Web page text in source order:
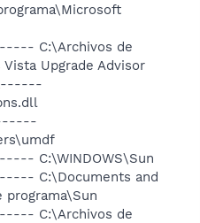
C:\Archivos de
Upgrade Advisor
a------
C:\WINDOWS\Sun
C:\Documents and
programa\Sun
C:\Archivos de